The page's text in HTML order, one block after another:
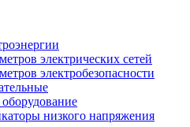
электрических сетей
электробезопасности
низкого напряжения